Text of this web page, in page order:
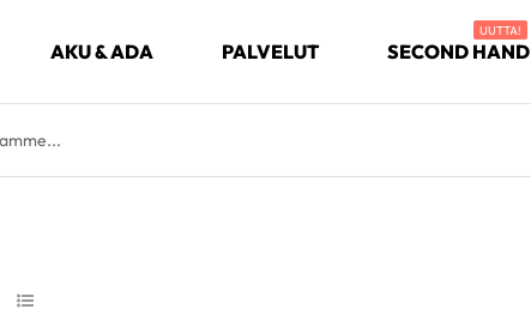
AKU & ADA PALVELUT SECOND HAND
UUTTA!